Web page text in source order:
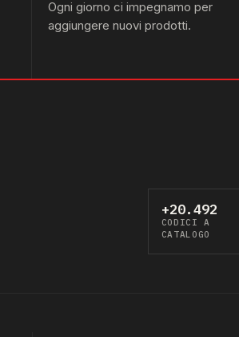
Ogni giorno ci impegnamo per
aggiungere nuovi prodotti.
+20.492
CODICI A
CATALOGO